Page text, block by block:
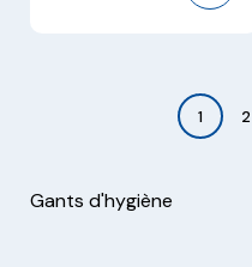
1 2
Gants d'hygiène